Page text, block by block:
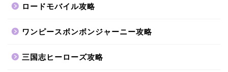
ロードモバイル攻略
ワンピースボンボンジャーニー攻略
三国志ヒーローズ攻略